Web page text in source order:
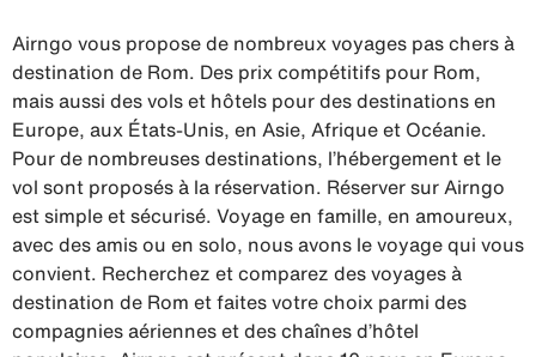
Airngo vous propose de nombreux voyages pas chers à
destination de Rom. Des prix compétitifs pour Rom,
mais aussi des vols et hôtels pour des destinations en
Europe, aux États-Unis, en Asie, Afrique et Océanie.
Pour de nombreuses destinations, l’hébergement et le
vol sont proposés à la réservation. Réserver sur Airngo
est simple et sécurisé. Voyage en famille, en amoureux,
avec des amis ou en solo, nous avons le voyage qui vous
convient. Recherchez et comparez des voyages à
destination de Rom et faites votre choix parmi des
compagnies aériennes et des chaînes d’hôtel